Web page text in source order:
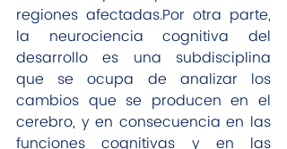
regiones afectadas.Por otra parte,
la neurociencia cognitiva del
desarrollo es una subdisciplina
que se ocupa de analizar los
cambios que se producen en el
cerebro, y en consecuencia en las
funciones cognitivas y en las